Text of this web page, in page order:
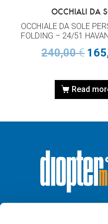
OCCHIALI DA
OCCHIALE DA SOLE
FOLDING – 24/51
240,00€
Read